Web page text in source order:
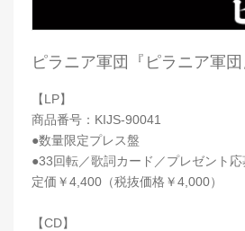
ピラニア軍団『ピラニア軍団
【LP】
商品番号：KIJS-90041
●数量限定プレス盤
●33回転／歌詞カード／プレゼント応
定価￥4,400（税抜価格￥4,000）
【CD】